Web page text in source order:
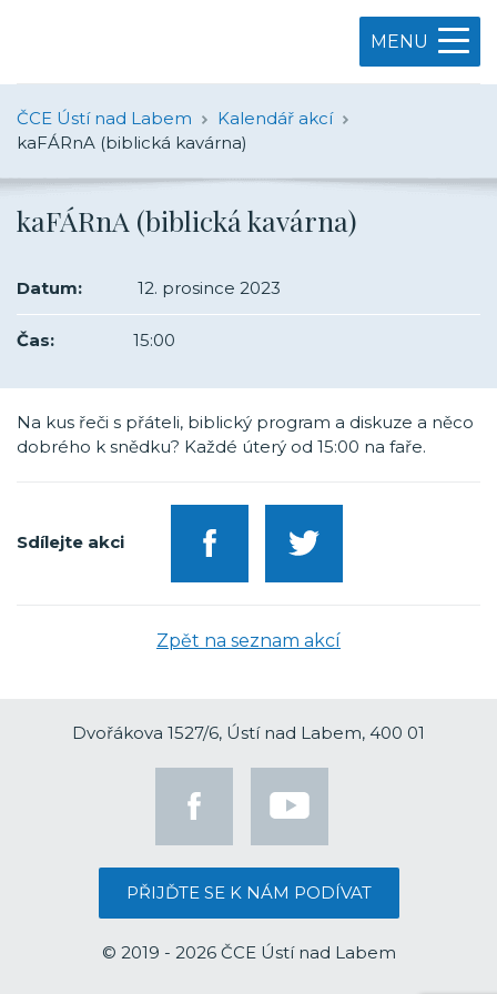
MENU
ČCE Ústí nad Labem
Kalendář akcí
kaFÁRnA (biblická kavárna)
kaFÁRnA (biblická kavárna)
Datum: 12. prosince 2023
Čas: 15:00
Na kus řeči s přáteli, biblický program a diskuze a něco
dobrého k snědku? Každé úterý od 15:00 na faře.
Sdílejte akci
Zpět na seznam akcí
Dvořákova 1527/6, Ústí nad Labem, 400 01
PŘIJĎTE SE K NÁM PODÍVAT
© 2019 - 2026 ČCE Ústí nad Labem